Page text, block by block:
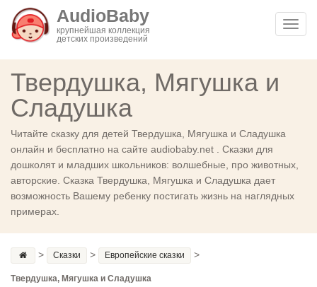
AudioBaby
крупнейшая коллекция
детских произведений
Твердушка, Мягушка и
Сладушка
Читайте сказку для детей Твердушка, Мягушка и Сладушка
онлайн и бесплатно на сайте audiobaby.net . Сказки для
дошколят и младших школьников: волшебные, про животных,
авторские. Сказка Твердушка, Мягушка и Сладушка дает
возможность Вашему ребенку постигать жизнь на наглядных
примерах.
> Сказки > Европейские сказки >
Твердушка, Мягушка и Сладушка